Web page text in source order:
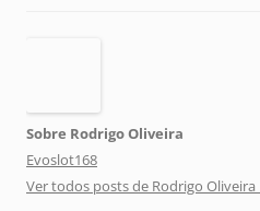
Sobre Rodrigo Oliveira
Evoslot168
Ver todos posts de Rodrigo Oliveira